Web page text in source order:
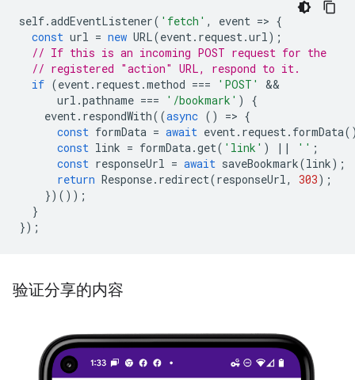
self.addEventListener( 'fetch' , event => {
const url = new URL(event. request.url);
// If this is an incoming POST request for the
// registered "action" URL, respond to it.
if (event. request.method === 'POST'
url .pathname === '/bookmark' )
{
event. respondWith((async () => {
const formData = await event. request. formData
const link = formData.get( 'link' ) || '' ;
const responseUrl = await saveBookmark(link);
return Response. redirect(responseUrl, 303);
})());
}
});
验证分享的内容